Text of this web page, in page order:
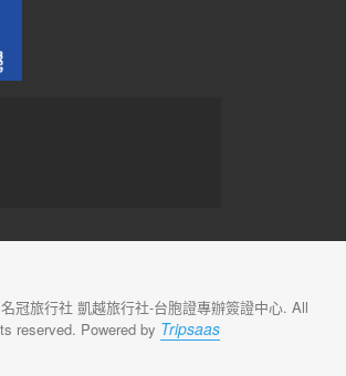
冠旅行社 凱越旅行社-台胞證專辦簽證中心. All
reserved. Powered by Tripsaas